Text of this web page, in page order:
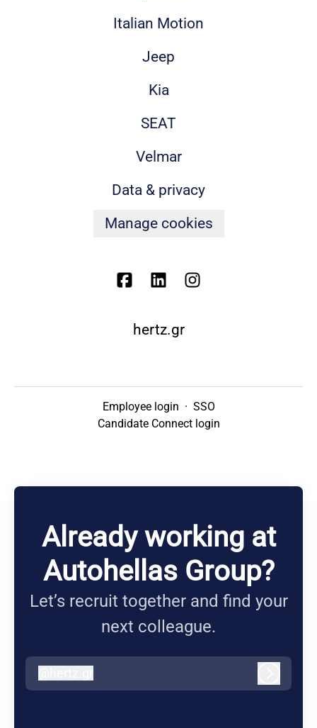
Italian Motion
Jeep
Kia
SEAT
Velmar
Data & privacy
Manage cookies
hertz.gr
Employee login · SSO
Candidate Connect login
Already working at
Autohellas Group?
Let’s recruit together and find your
next colleague.
hertz.gr